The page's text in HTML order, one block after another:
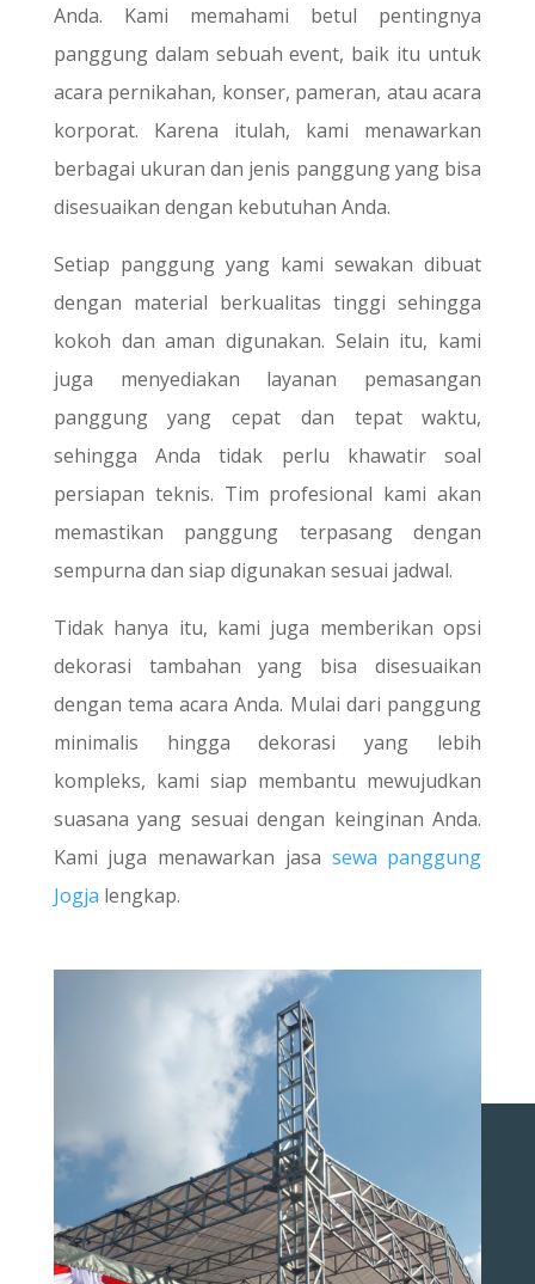
Anda. Kami memahami betul pentingnya
panggung dalam sebuah event, baik itu untuk
acara pernikahan, konser, pameran, atau acara
korporat. Karena itulah, kami menawarkan
berbagai ukuran dan jenis panggung yang bisa
disesuaikan dengan kebutuhan Anda.
Setiap panggung yang kami sewakan dibuat
dengan material berkualitas tinggi sehingga
kokoh dan aman digunakan. Selain itu, kami
juga menyediakan layanan pemasangan
panggung yang cepat dan tepat waktu,
sehingga Anda tidak perlu khawatir soal
persiapan teknis. Tim profesional kami akan
memastikan panggung terpasang dengan
sempurna dan siap digunakan sesuai jadwal.
Tidak hanya itu, kami juga memberikan opsi
dekorasi tambahan yang bisa disesuaikan
dengan tema acara Anda. Mulai dari panggung
minimalis hingga dekorasi yang lebih
kompleks, kami siap membantu mewujudkan
suasana yang sesuai dengan keinginan Anda.
Kami juga menawarkan jasa sewa panggung
Jogja lengkap.